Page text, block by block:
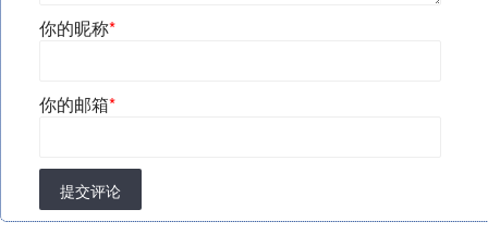
你的昵称*
你的邮箱*
提交评论